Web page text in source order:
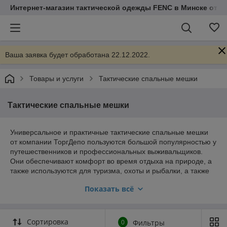
Интернет-магазин тактической одежды FENC в Минске от
Ваша заявка будет обработана 22.12.2022.
Товары и услуги Тактические спальные мешки
Тактические спальные мешки
Универсальное и практичные тактические спальные мешки
от компании ТоргДепо пользуются большой популярностью у
путешественников и профессиональных выживальщиков.
Они обеспечивают комфорт во время отдыха на природе, а
также используются для туризма, охоты и рыбалки, а также
спальны
Показать всё
Сортировка 0 Фильтры